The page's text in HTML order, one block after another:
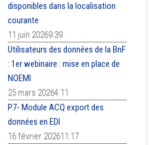
disponibles dans la localisation
courante
11 juin 20269:39
Utilisateurs des données de la BnF
: 1er webinaire : mise en place de
NOEMI
25 mars 20264:11
P7- Module ACQ export des
données en EDI
16 février 202611:17